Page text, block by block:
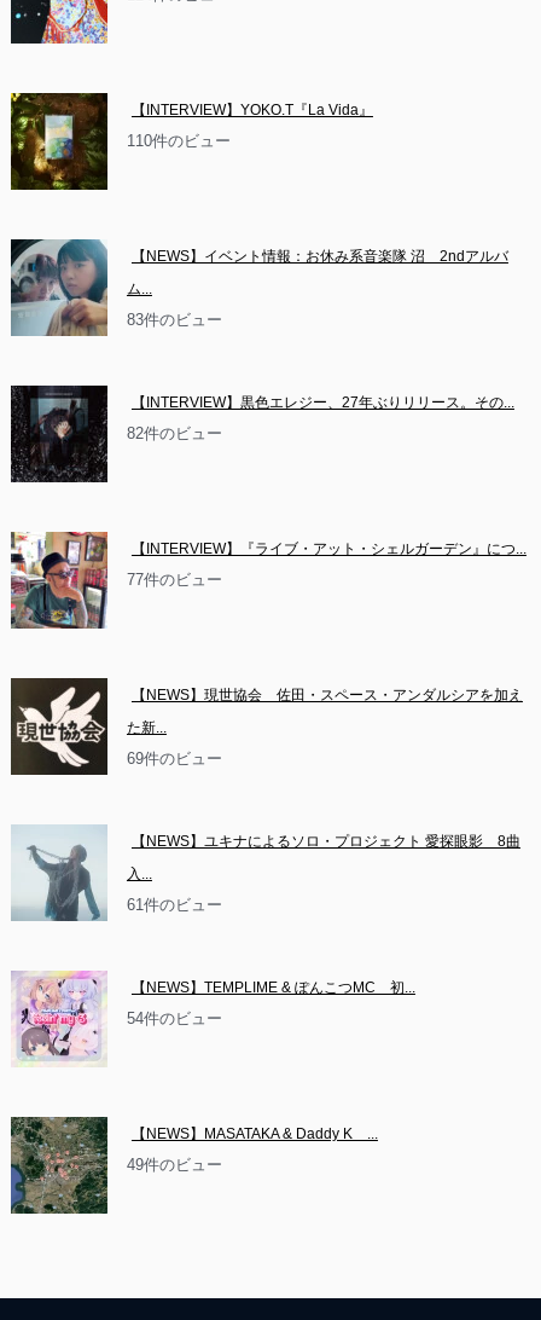
【INTERVIEW】YOKO.T『La Vida』
110件のビュー
【NEWS】イベント情報：お休み系音楽隊 沼　2ndアルバ
ム...
83件のビュー
【INTERVIEW】黒色エレジー、27年ぶりリリース。その...
82件のビュー
【INTERVIEW】『ライブ・アット・シェルガーデン』につ...
77件のビュー
【NEWS】現世協会　佐田・スペース・アンダルシアを加え
た新...
69件のビュー
【NEWS】ユキナによるソロ・プロジェクト 愛探眼影　8曲
入...
61件のビュー
【NEWS】TEMPLIME & ぽんこつMC　初...
54件のビュー
【NEWS】MASATAKA & Daddy K　...
49件のビュー